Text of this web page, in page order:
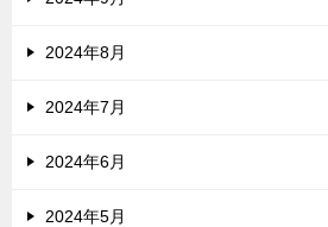
2024年8月
2024年7月
2024年6月
2024年5月